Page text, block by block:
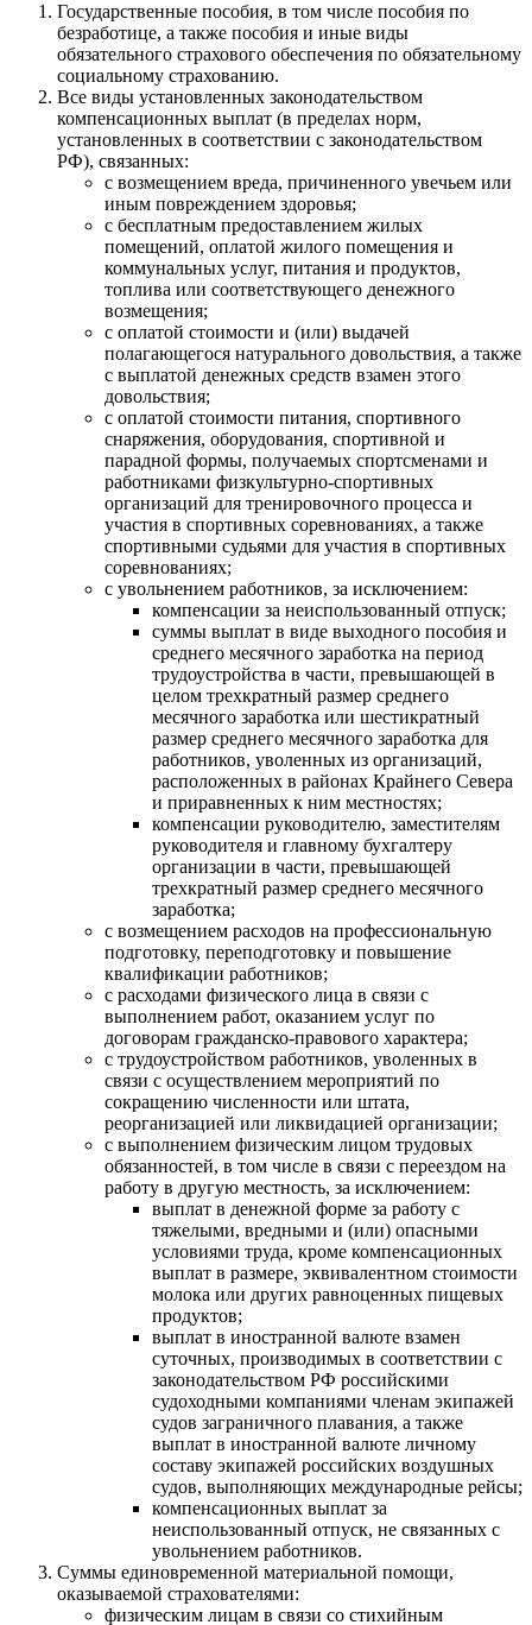
Государственные пособия, в том числе пособия по
безработице, а также пособия и иные виды
обязательного страхового обеспечения по обязательному
социальному страхованию.
Все виды установленных законодательством
компенсационных выплат (в пределах норм,
установленных в соответствии с законодательством
РФ), связанных:
с возмещением вреда, причиненного увечьем или
иным повреждением здоровья;
с бесплатным предоставлением жилых
помещений, оплатой жилого помещения и
коммунальных услуг, питания и продуктов,
топлива или соответствующего денежного
возмещения;
с оплатой стоимости и (или) выдачей
полагающегося натурального довольствия, а также
с выплатой денежных средств взамен этого
довольствия;
с оплатой стоимости питания, спортивного
снаряжения, оборудования, спортивной и
парадной формы, получаемых спортсменами и
работниками физкультурно-спортивных
организаций для тренировочного процесса и
участия в спортивных соревнованиях, а также
спортивными судьями для участия в спортивных
соревнованиях;
с увольнением работников, за исключением:
компенсации за неиспользованный отпуск;
суммы выплат в виде выходного пособия и
среднего месячного заработка на период
трудоустройства в части, превышающей в
целом трехкратный размер среднего
месячного заработка или шестикратный
размер среднего месячного заработка для
работников, уволенных из организаций,
расположенных в районах Крайнего Севера
и приравненных к ним местностях;
компенсации руководителю, заместителям
руководителя и главному бухгалтеру
организации в части, превышающей
трехкратный размер среднего месячного
заработка;
с возмещением расходов на профессиональную
подготовку, переподготовку и повышение
квалификации работников;
с расходами физического лица в связи с
выполнением работ, оказанием услуг по
договорам гражданско-правового характера;
с трудоустройством работников, уволенных в
связи с осуществлением мероприятий по
сокращению численности или штата,
реорганизацией или ликвидацией организации;
с выполнением физическим лицом трудовых
обязанностей, в том числе в связи с переездом на
работу в другую местность, за исключением:
выплат в денежной форме за работу с
тяжелыми, вредными и (или) опасными
условиями труда, кроме компенсационных
выплат в размере, эквивалентном стоимости
молока или других равноценных пищевых
продуктов;
выплат в иностранной валюте взамен
суточных, производимых в соответствии с
законодательством РФ российскими
судоходными компаниями членам экипажей
судов заграничного плавания, а также
выплат в иностранной валюте личному
составу экипажей российских воздушных
судов, выполняющих международные рейсы;
компенсационных выплат за
неиспользованный отпуск, не связанных с
увольнением работников.
Суммы единовременной материальной помощи,
оказываемой страхователями:
физическим лицам в связи со стихийным